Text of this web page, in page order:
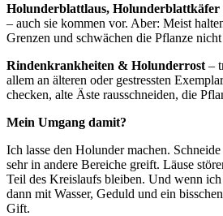
Holunderblattlaus,
– auch sie kommen vor. Aber: Meist
Grenzen und schwächen die Pflanze
Rindenkrankheiten & Holunderrost –
allem an älteren oder gestressten
checken, alte Äste rausschneiden, die
Mein Umgang damit?
Ich lasse den Holunder machen.
sehr in andere Bereiche greift. Läuse
Teil des Kreislaufs bleiben. Und wenn
dann mit Wasser, Geduld und ein
Gift.